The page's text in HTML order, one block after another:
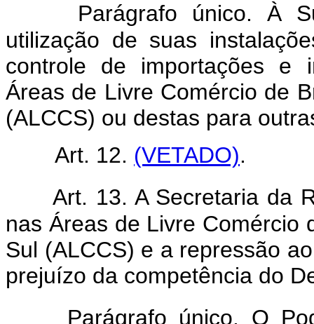
Parágrafo único. À
utilização de suas
controle de importações e
Áreas de Livre Comércio de
(ALCCS) ou destas para
Art. 12. (VETADO).
Art. 13. A Secretaria da
nas Áreas de Livre Comércio
Sul (ALCCS) e a repressão
prejuízo da competência do
Parágrafo único. O